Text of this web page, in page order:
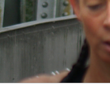
Zum
Inhalt
springen